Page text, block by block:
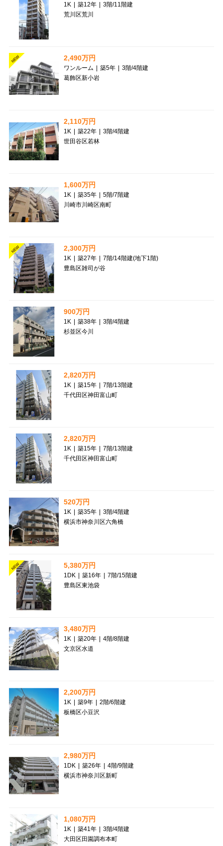
1K | 築12年 | 3階/11階建
荒川区荒川
NEW 2,490万円
ワンルーム | 築5年 | 3階/4階建
葛飾区新小岩
2,110万円
1K | 築22年 | 3階/4階建
世田谷区若林
1,600万円
1K | 築35年 | 5階/7階建
川崎市川崎区南町
NEW 2,300万円
1K | 築27年 | 7階/14階建(地下1階)
豊島区雑司が谷
900万円
1K | 築38年 | 3階/4階建
杉並区今川
2,820万円
1K | 築15年 | 7階/13階建
千代田区神田富山町
2,820万円
1K | 築15年 | 7階/13階建
千代田区神田富山町
520万円
1K | 築35年 | 3階/4階建
横浜市神奈川区六角橋
NEW 5,380万円
1DK | 築16年 | 7階/15階建
豊島区東池袋
3,480万円
1K | 築20年 | 4階/8階建
文京区水道
2,200万円
1K | 築9年 | 2階/6階建
板橋区小豆沢
2,980万円
1DK | 築26年 | 4階/9階建
横浜市神奈川区新町
1,080万円
1K | 築41年 | 3階/4階建
大田区田園調布本町